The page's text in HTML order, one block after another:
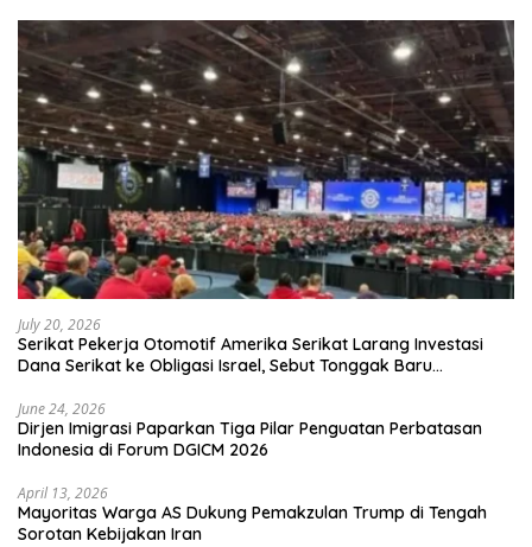
July 20, 2026
Serikat Pekerja Otomotif Amerika Serikat Larang Investasi
Dana Serikat ke Obligasi Israel, Sebut Tonggak Baru
June 24, 2026
Dirjen Imigrasi Paparkan Tiga Pilar Penguatan Perbatasan
Indonesia di Forum DGICM 2026
April 13, 2026
Mayoritas Warga AS Dukung Pemakzulan Trump di Tengah
Sorotan Kebijakan Iran